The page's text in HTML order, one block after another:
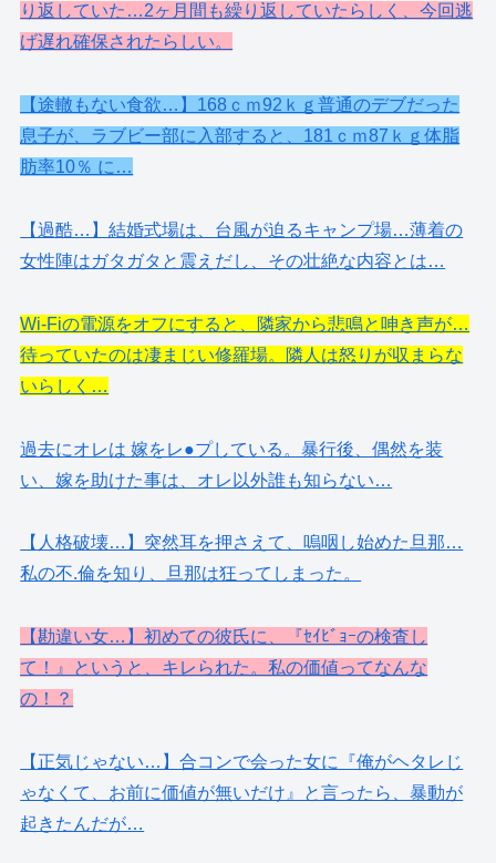
り返していた…2ヶ月間も繰り返していたらしく、今回逃
げ遅れ確保されたらしい。
【途轍もない食欲…】168ｃｍ92ｋｇ普通のデブだった
息子が、ラブビー部に入部すると、181ｃｍ87ｋｇ体脂
肪率10％ に…
【過酷…】結婚式場は、台風が迫るキャンプ場…薄着の
女性陣はガタガタと震えだし、その壮絶な内容とは…
Wi-Fiの電源をオフにすると、隣家から悲鳴と呻き声が…
待っていたのは凄まじい修羅場。隣人は怒りが収まらな
いらしく…
過去にオレは 嫁をレ●プしている。暴行後、偶然を装
い、嫁を助けた事は、オレ以外誰も知らない…
【人格破壊…】突然耳を押さえて、嗚咽し始めた旦那…
私の不.倫を知り、旦那は狂ってしまった。
【勘違い女…】初めての彼氏に、『ｾｲﾋﾞｮｰの検査し
て！』というと、キレられた。私の価値ってなんな
の！？
【正気じゃない…】合コンで会った女に『俺がヘタレじ
ゃなくて、お前に価値が無いだけ』と言ったら、暴動が
起きたんだが…